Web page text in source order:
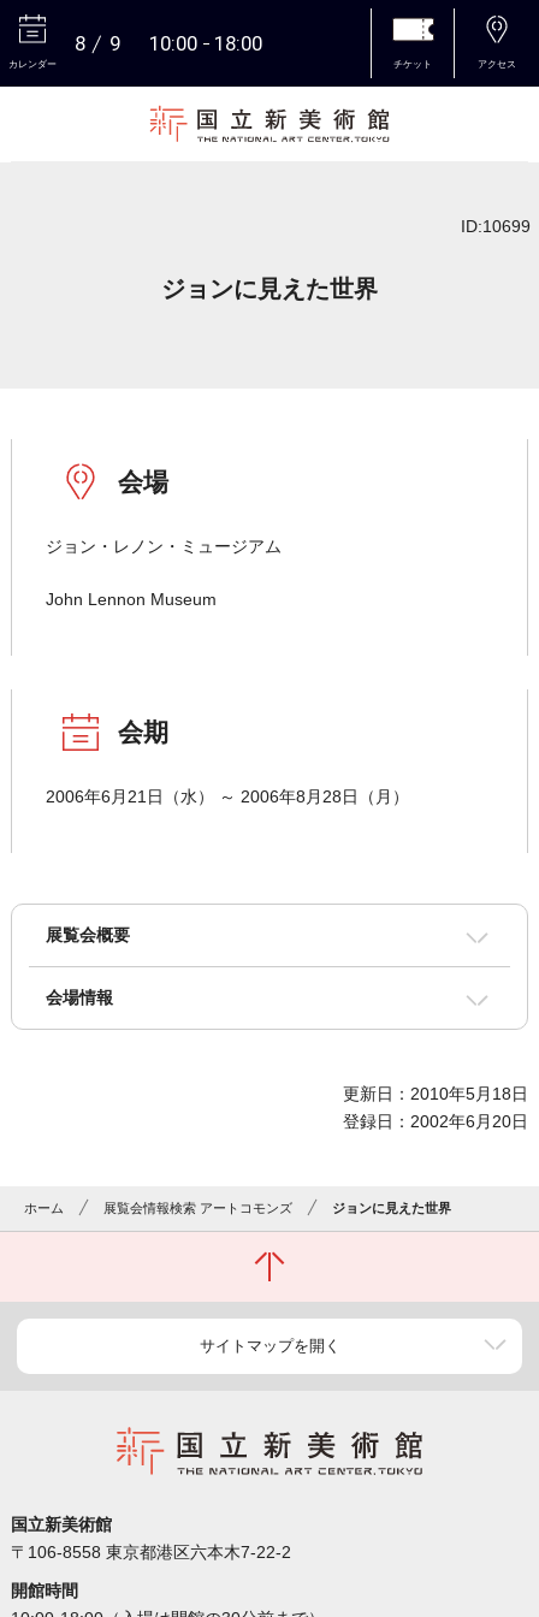
カレンダー
8 9 10:00 18:00
チケット アクセス
ID:10699
ジョンに見えた世界
会場
ジョン・レノン・ミュージアム
John Lennon Museum
会期
2006年6月21日（水） ～ 2006年8月28日（月）
展覧会概要
会場情報
更新日：2010年5月18日
登録日：2002年6月20日
ホーム 展覧会情報検索 アートコモンズ ジョンに見えた世界
サイトマップを開く
国立新美術館
〒106-8558 東京都港区六本木7-22-2
開館時間